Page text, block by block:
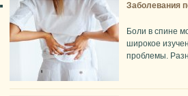
Заболевания
Боли в спине
широкое
проблемы.